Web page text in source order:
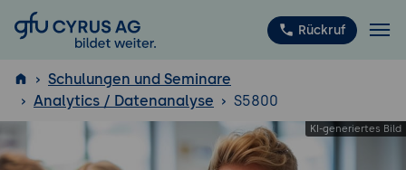
GFU Cyrus AG Rückruf
®
Schulungen und Seminare
Analytics / Datenanalyse
S5800